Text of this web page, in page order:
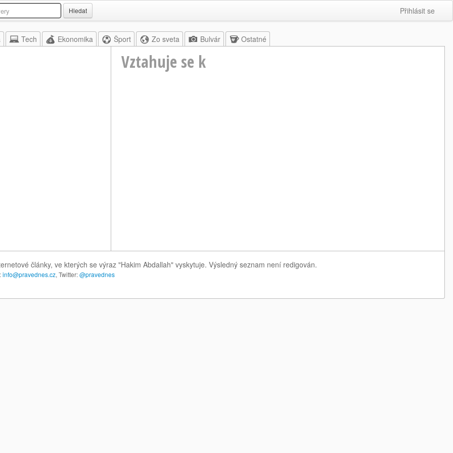
Hledat Přihlásit se
Tech Ekonomika Šport Zo sveta Bulvár Ostatné
Vztahuje se k
články, ve kterých se výraz "Hakim Abdallah" vyskytuje. Výsledný seznam není redigován.
info@pravednes.cz, Twitter:@pravednes